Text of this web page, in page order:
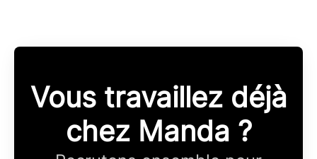
Vous travaillez déjà
chez Manda ?